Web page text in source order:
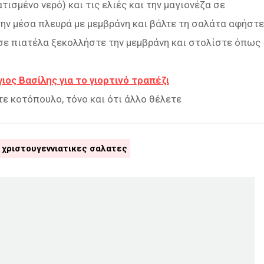
νερό) και τις ελιές και την μαγιονέζα σε
μέσα πλευρά με μεμβράνη και βάλτε τη σαλάτα αφήστε
πιατέλα ξεκολλήστε την μεμβράνη και στολίστε όπως
Βασίλης για το γιορτινό τραπέζι
κοτόπουλο, τόνο και ότι άλλο θέλετε
χριστουγεννιατικες σαλατες